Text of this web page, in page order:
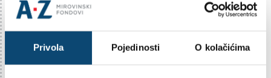
Privola Pojedinosti O kolačićima
PROSPEKT AZ PROFIT 31.03. 2020.